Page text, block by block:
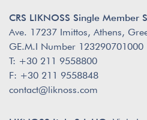
CRS LIKNOSS Single Member
Ave. 17237 Imittos, Athens,
GE.M.I Number 123290701000
T: +30 211 9558800
F: +30 211 9558848
contact@liknoss.com